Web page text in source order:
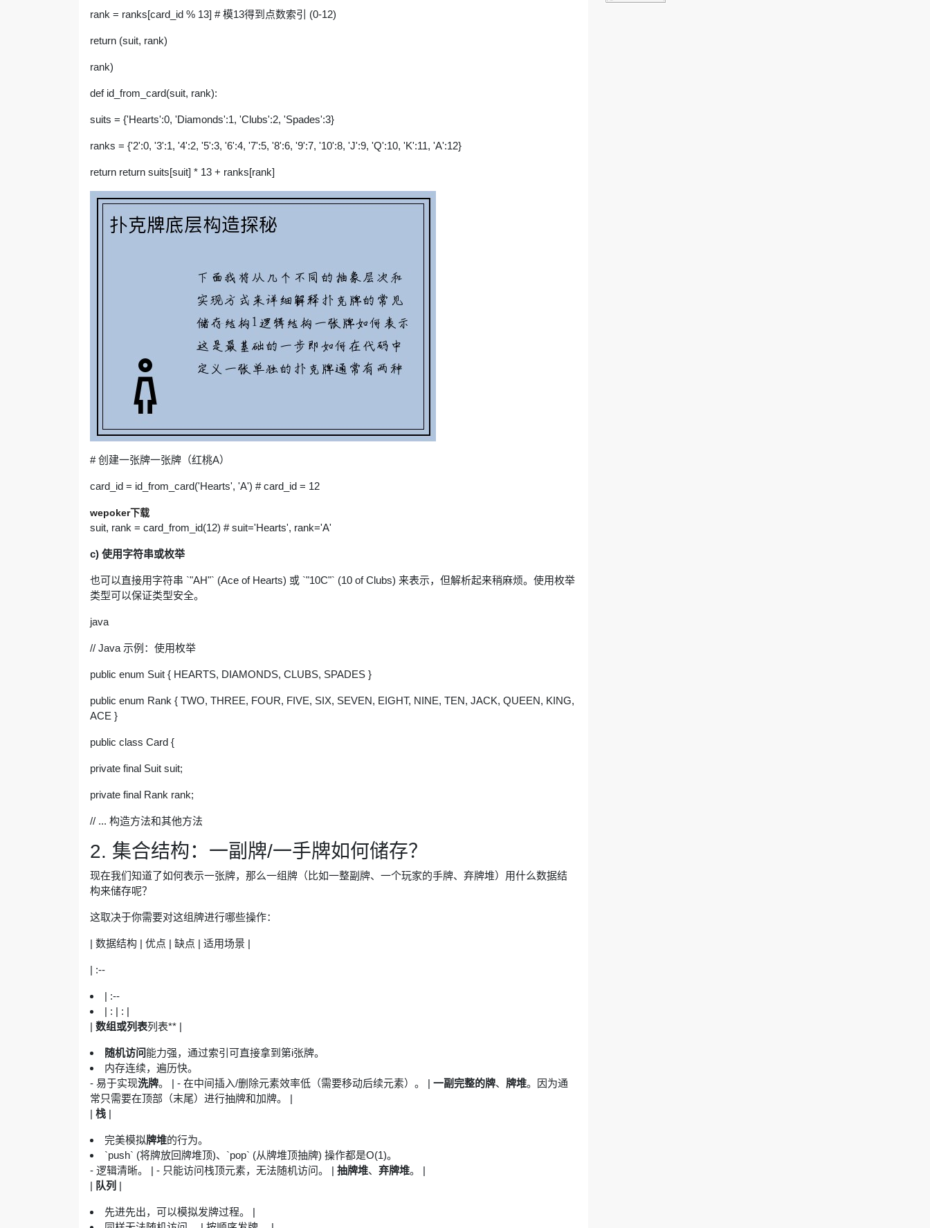
rank = ranks[card_id % 13] # 模13得到点数索引 (0-12)
return (suit, rank)
rank)
def id_from_card(suit, rank):
suits = {'Hearts':0, 'Diamonds':1, 'Clubs':2, 'Spades':3}
ranks = {'2':0, '3':1, '4':2, '5':3, '6':4, '7':5, '8':6, '9':7, '10':8, 'J':9, 'Q':10, 'K':11, 'A':12}
return return suits[suit] * 13 + ranks[rank]
# 创建一张牌一张牌（红桃A）
card_id = id_from_card('Hearts', 'A') # card_id = 12
wepoker下载
suit, rank = card_from_id(12) # suit='Hearts', rank='A'
c) 使用字符串或枚举
也可以直接用字符串 `"AH"` (Ace of Hearts) 或 `"10C"` (10 of Clubs) 来表示，但解析起来稍麻烦。使用枚举
类型可以保证类型安全。
java
// Java 示例：使用枚举
public enum Suit { HEARTS, DIAMONDS, CLUBS, SPADES }
public enum Rank { TWO, THREE, FOUR, FIVE, SIX, SEVEN, EIGHT, NINE, TEN, JACK, QUEEN, KING,
ACE }
public class Card {
private final Suit suit;
private final Rank rank;
// ... 构造方法和其他方法
2. 集合结构：一副牌/一手牌如何储存？
现在我们知道了如何表示一张牌，那么一组牌（比如一整副牌、一个玩家的手牌、弃牌堆）用什么数据结
构来储存呢？
这取决于你需要对这组牌进行哪些操作：
| 数据结构 | 优点 | 缺点 | 适用场景 |
| :--
| :--
| : | : |
| 数组或列表列表** |
随机访问能力强，通过索引可直接拿到第i张牌。
内存连续，遍历快。
- 易于实现洗牌。 | - 在中间插入/删除元素效率低（需要移动后续元素）。 | 一副完整的牌、 牌堆。因为通
常只需要在顶部（末尾）进行抽牌和加牌。 |
| 栈 |
完美模拟牌堆的行为。
`push` (将牌放回牌堆顶)、`pop` (从牌堆顶抽牌) 操作都是O(1)。
- 逻辑清晰。 | - 只能访问栈顶元素，无法随机访问。 | 抽牌堆、 弃牌堆。 |
| 队列 |
先进先出，可以模拟发牌过程。 |